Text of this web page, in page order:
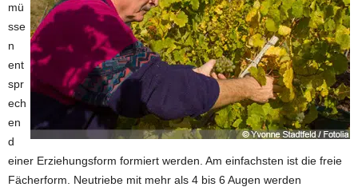
mü
sse
n
ent
spr
ech
en
d
einer Erziehungsform formiert werden. Am einfachsten ist die freie
Fächerform. Neutriebe mit mehr als 4 bis 6 Augen werden